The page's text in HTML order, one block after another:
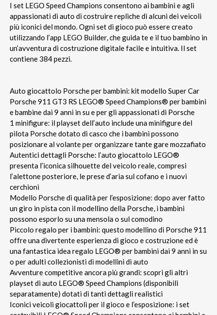
I set LEGO Speed Champions consentono ai bambini e agli
appassionati di auto di costruire repliche di alcuni dei veicoli
più iconici del mondo. Ogni set di gioco può essere creato
utilizzando l’app LEGO Builder, che guida te e il tuo bambino in
un’avventura di costruzione digitale facile e intuitiva. Il set
contiene 384 pezzi.
Auto giocattolo Porsche per bambini: kit modello Super Car
Porsche 911 GT3 RS LEGO® Speed Champions® per bambini
e bambine dai 9 anni in su e per gli appassionati di Porsche
1 minifigure: il playset dell’auto include una minifigure del
pilota Porsche dotato di casco che i bambini possono
posizionare al volante per organizzare tante gare mozzafiato
Autentici dettagli Porsche: l’auto giocattolo LEGO®
presenta l’iconica silhouette del veicolo reale, compresi
l’alettone posteriore, le prese d’aria sul cofano e i nuovi
cerchioni
Modello Porsche di qualità per l’esposizione: dopo aver fatto
un giro in pista con il modellino della Porsche, i bambini
possono esporlo su una mensola o sul comodino
Piccolo regalo per i bambini: questo modellino di Porsche 911
offre una divertente esperienza di gioco e costruzione ed è
una fantastica idea regalo LEGO® per bambini dai 9 anni in su
o per adulti collezionisti di modellini di auto
Avventure competitive ancora più grandi: scopri gli altri
playset di auto LEGO® Speed Champions (disponibili
separatamente) dotati di tanti dettagli realistici
Iconici veicoli giocattoli per il gioco e l’esposizione: i set